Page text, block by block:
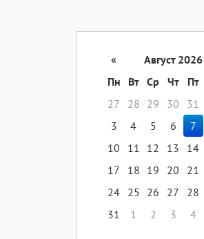
« Август 2026
Пн
Вт Ср Чт Пт
27
28 29 30 31
3
4 5 6 7
10
11 12 13 14
17
18 19 20 21
24 25 26 27 28
31
1 2 3 4